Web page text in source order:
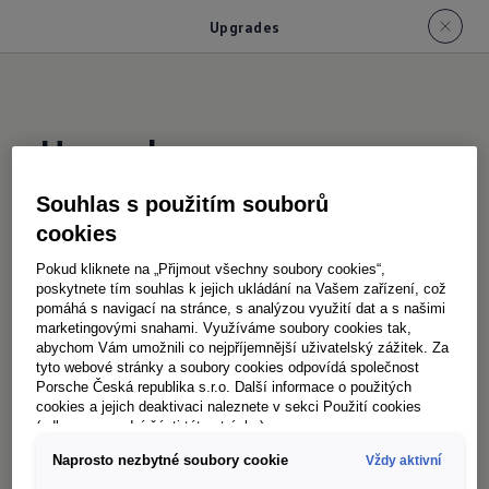
Upgrades
Upgrades
I po zakoupení Multivanu můžete vozidlo rozšířit
o další funkce. Přesně tak, jak jste zvyklí u svého
smartphonu. Stačí přejít do Volkswagen Connect
Webshopu nebo do In-Car Shopu infotainment
systému. Tam najdete Upgrades1– funkce, které
můžete ve spojení s vaším Multivanem
odemknout a okamžitě používat – od
regulaci dálkových světel „Light Assist“, až po
Souhlas s použitím souborů
cookies
Pokud kliknete na „Přijmout všechny soubory cookies“,
poskytnete tím souhlas k jejich ukládání na Vašem zařízení, což
pomáhá s navigací na stránce, s analýzou využití dat a s našimi
marketingovými snahami. Využíváme soubory cookies tak,
abychom Vám umožnili co nejpříjemnější uživatelský zážitek. Za
tyto webové stránky a soubory cookies odpovídá společnost
Porsche Česká republika s.r.o. Další informace o použitých
cookies a jejich deaktivaci naleznete v sekci Použití cookies
(odkaz ve spodní části této stránky).
Naprosto nezbytné soubory cookie Vždy aktivní